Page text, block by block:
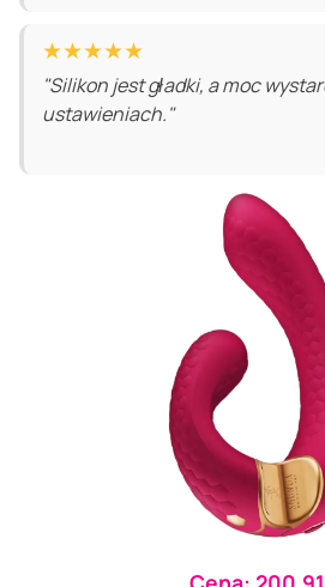
★★★★★
"Silikon jest gładki, a moc
ustawieniach."